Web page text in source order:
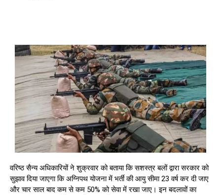
वरिष्ठ सैन्य अधिकारियों ने शुक्रवार को बताया कि सशस्त्र बलों द्वारा सरकार को
सुझाव दिया जाएगा कि अग्निपथ योजना में भर्ती की आयु सीमा 23 वर्ष कर दी जाए
और चार साल बाद कम से कम 50% को सेवा में रखा जाए। इन बदलावों का